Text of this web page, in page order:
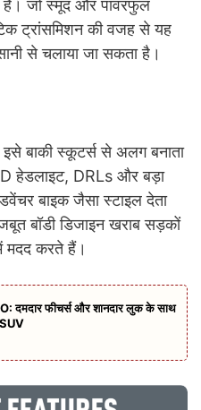
है। जो स्मूद और पावरफुल
ट्रांसमिशन की वजह से यह
से चलाया जा सकता है।
बाकी स्कूटर्स से अलग बनाता
हेडलाइट, DRLs और बड़ा
बाइक जैसा स्टाइल देता
बॉडी डिजाइन खराब सड़कों
मदद करते हैं।
दमदार फीचर्स और शानदार लुक के साथ
SUV